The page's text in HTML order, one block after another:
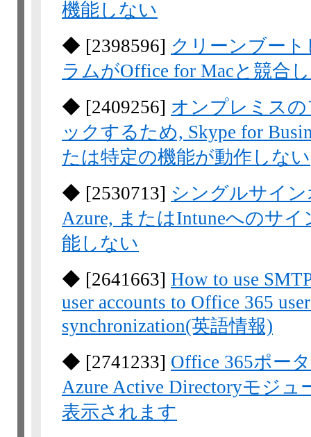
機能しない
◆ [2398596] クリーンブー
ラムがOffice for Macと競合
◆ [2409256] オンプレミス
ックするため, Skype for
たは特定の機能が動作しない
◆ [2530713] シングルサイ
Azure, またはIntuneへのサ
能しない
◆ [2641663] How to use
user accounts to Office 365
synchronization(英語情報)
◆ [2741233] Office 365ポー
Azure Active Directoryモジ
表示されます